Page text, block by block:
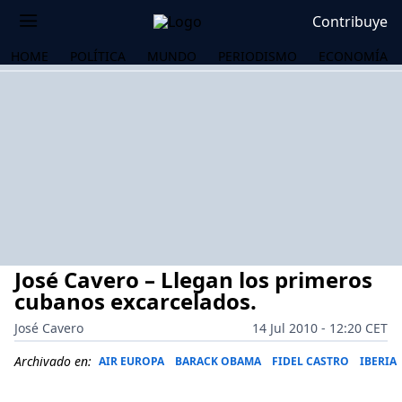
Contribuye
HOME POLÍTICA MUNDO PERIODISMO ECONOMÍA
José Cavero – Llegan los primeros
cubanos excarcelados.
José Cavero
14 Jul 2010 - 12:20 CET
Archivado en: AIR EUROPA BARACK OBAMA FIDEL CASTRO IBERIA